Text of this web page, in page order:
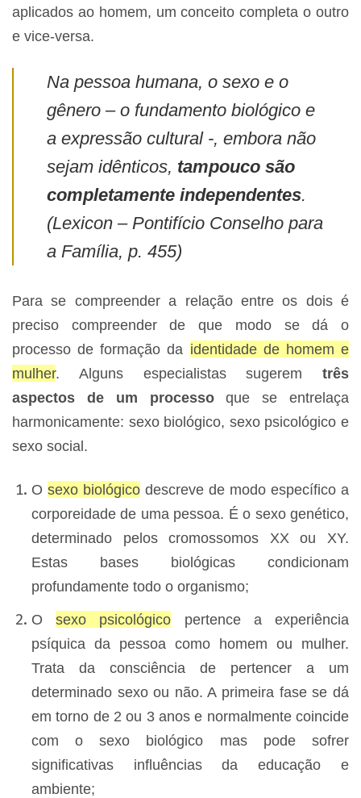
aplicados ao homem, um conceito completa o outro
e vice-versa.
Na pessoa humana, o sexo e o
gênero – o fundamento biológico e
a expressão cultural -, embora não
sejam idênticos, tampouco são
completamente independentes.
(Lexicon – Pontifício Conselho para
a Família, p. 455)
Para se compreender a relação entre os dois é
preciso compreender de que modo se dá o
processo de formação da identidade de homem e
mulher. Alguns especialistas sugerem três
aspectos de um processoque se entrelaça
harmonicamente: sexo biológico, sexo psicológico e
sexo social.
O sexo biológicodescreve de modo específico a
corporeidade de uma pessoa. É o sexo genético,
determinado pelos cromossomos XX ou XY.
Estas bases biológicas condicionam
profundamente todo o organismo;
Osexo psicológico pertence a experiência
psíquica da pessoa como homem ou mulher.
Trata da consciência de pertencer a um
determinado sexo ou não. A primeira fase se dá
em torno de 2 ou 3 anos e normalmente coincide
com o sexo biológico mas pode sofrer
significativas influências da educação e
ambiente;